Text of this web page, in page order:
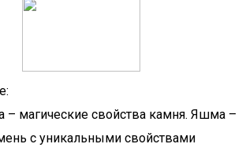
– магические свойства камня. Яшма –
с уникальными свойствами